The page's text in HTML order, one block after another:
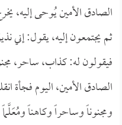
الصادق الأمين يُوحى إليه،
ثم يجتمعون إليه، يقول:
فيقولون له: كذاب، ساحر،
الصادق الأمين، اليوم فجأة
ومجنوناً وساحراً وكاهناً